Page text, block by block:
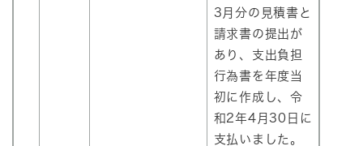
3月分の見積書と
請求書の提出が
あり、支出負担
行為書を年度当
初に作成し、令
和2年4月30日に
支払いました。